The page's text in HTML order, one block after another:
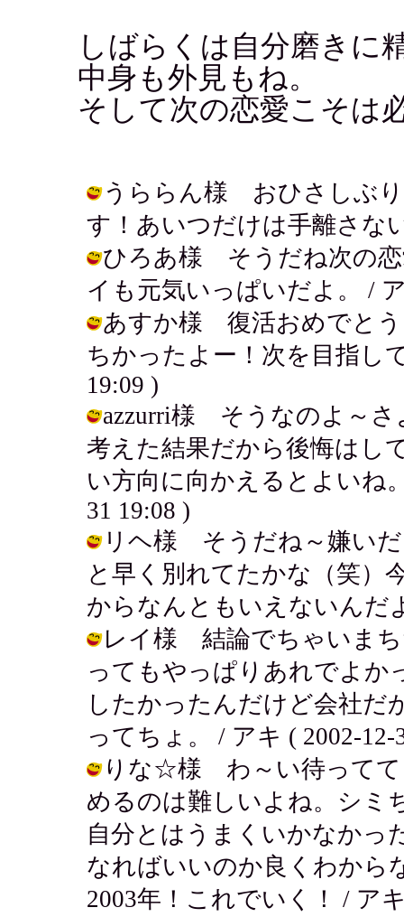
しばらくは自分磨きに
中身も外見もね。
そして次の恋愛こそは
うららん様 おひさしぶり
す！あいつだけは手離さな
ひろあ様 そうだね次の
イも元気いっぱいだよ。 /
あすか様 復活おめでと
ちかったよー！次を目指し
19:09 )
azzurri様 そうなのよ～さ
考えた結果だから後悔はし
い方向に向かえるとよいね
31 19:08 )
リヘ様 そうだね～嫌い
と早く別れてたかな（笑）
からなんともいえないんだ
レイ様 結論でちゃいまち
ってもやっぱりあれでよか
したかったんだけど会社だ
ってちょ。 / アキ ( 2002-12-
りな☆様 わ～い待ってて
めるのは難しいよね。シミ
自分とはうまくいかなかっ
なればいいのか良くわから
2003年！これでいく！ / ア